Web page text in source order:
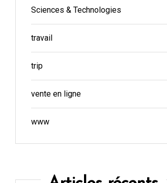
Sciences & Technologies
travail
trip
vente en ligne
www